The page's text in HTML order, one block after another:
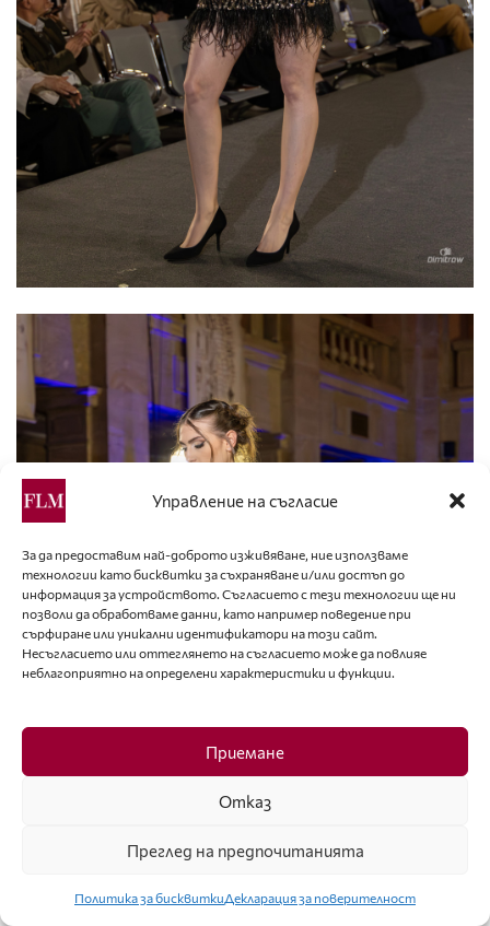
Управление на съгласие
За да предоставим най-доброто изживяване, ние използваме
технологии като бисквитки за съхраняване и/или достъп до
информация за устройството. Съгласието с тези технологии ще ни
позволи да обработваме данни, като например поведение при
сърфиране или уникални идентификатори на този сайт.
Несъгласието или оттеглянето на съгласието може да повлияе
неблагоприятно на определени характеристики и функции.
Приемане
Отказ
Преглед на предпочитанията
Политика за бисквиткиДекларация за поверителност